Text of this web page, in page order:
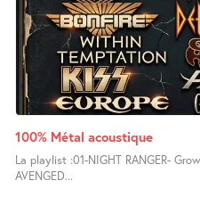
100% Métal acoustique
La playlist :01-NIGHT RANGER-
AVENGED...